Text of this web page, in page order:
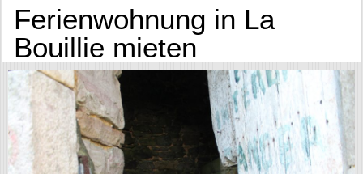
Ferienwohnung in La
Bouillie mieten